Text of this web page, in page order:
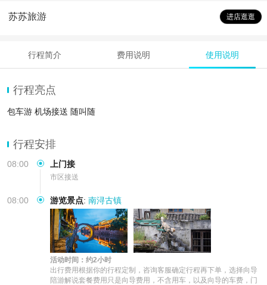
苏苏旅游 进店逛逛
行程简介 费用说明 使用说明
行程亮点
包车游 机场接送 随叫随
行程安排
08:00 上门接
市区接送
08:00 游览景点: 南浔古镇
活动时间：约2小时
出行费用根据你的行程定制，咨询客服确定行程再下单，选择向导
陪游解说套餐费用只是向导费用，不含用车，以及向导的车费，门